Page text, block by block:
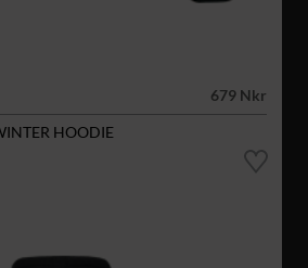
679 Nkr
HOODIE